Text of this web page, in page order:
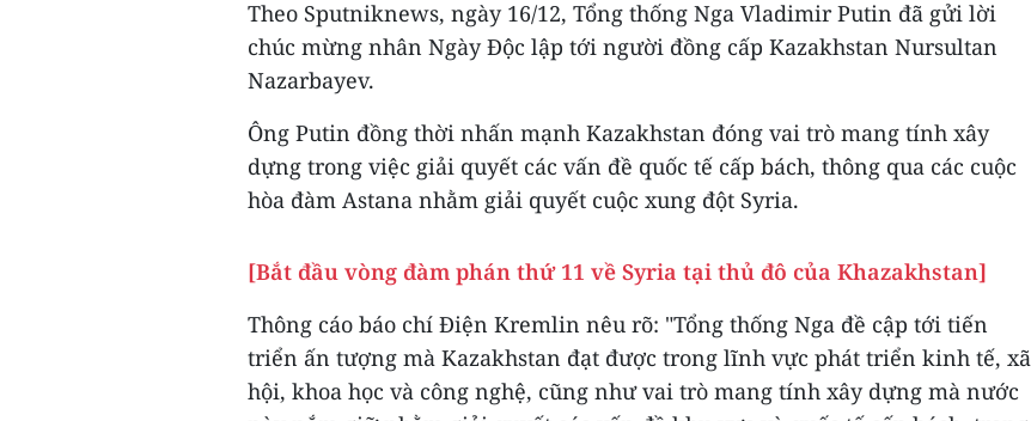
Theo Sputniknews, ngày 16/12, Tổng thống Nga Vladimir Putin đã gửi lời
chúc mừng nhân Ngày Độc lập tới người đồng cấp Kazakhstan Nursultan
Nazarbayev.
Ông Putin đồng thời nhấn mạnh Kazakhstan đóng vai trò mang tính xây
dựng trong việc giải quyết các vấn đề quốc tế cấp bách, thông qua các cuộc
hòa đàm Astana nhằm giải quyết cuộc xung đột Syria.
[Bắt đầu vòng đàm phán thứ 11 về Syria tại thủ đô của Khazakhstan]
Thông cáo báo chí Điện Kremlin nêu rõ: "Tổng thống Nga đề cập tới tiến
triển ấn tượng mà Kazakhstan đạt được trong lĩnh vực phát triển kinh tế, xã
hội, khoa học và công nghệ, cũng như vai trò mang tính xây dựng mà nước